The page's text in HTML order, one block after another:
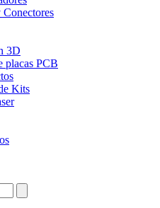
Conectores
3D
placas PCB
Kits